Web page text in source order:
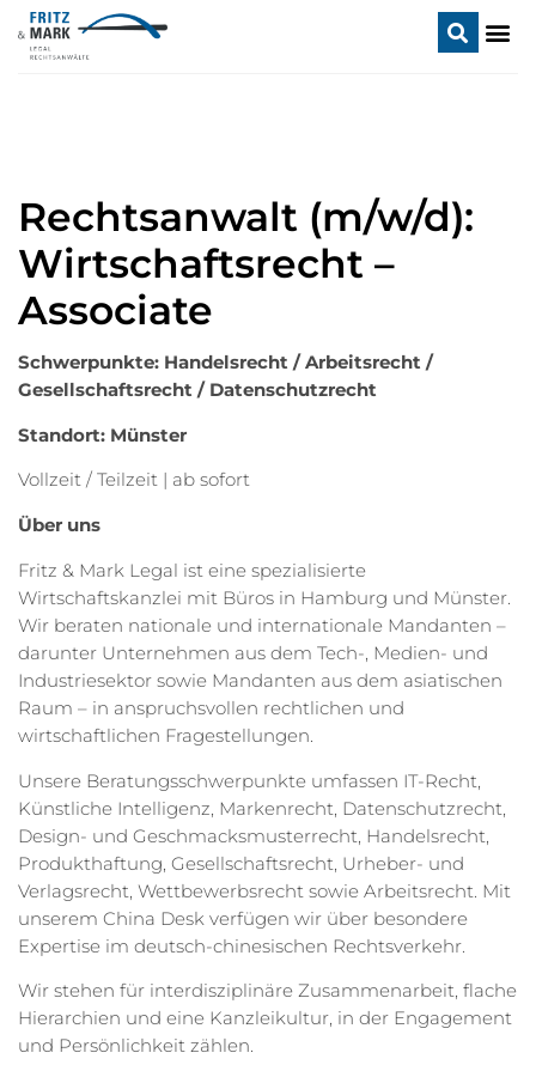
Rechtsanwalt (m/w/d):
Wirtschaftsrecht –
Associate
Schwerpunkte: Handelsrecht / Arbeitsrecht /
Gesellschaftsrecht / Datenschutzrecht
Standort: Münster
Vollzeit / Teilzeit | ab sofort
Über uns
Fritz & Mark Legal ist eine spezialisierte
Wirtschaftskanzlei mit Büros in Hamburg und Münster.
Wir beraten nationale und internationale Mandanten –
darunter Unternehmen aus dem Tech-, Medien- und
Industriesektor sowie Mandanten aus dem asiatischen
Raum – in anspruchsvollen rechtlichen und
wirtschaftlichen Fragestellungen.
Unsere Beratungsschwerpunkte umfassen IT-Recht,
Künstliche Intelligenz, Markenrecht, Datenschutzrecht,
Design- und Geschmacksmusterrecht, Handelsrecht,
Produkthaftung, Gesellschaftsrecht, Urheber- und
Verlagsrecht, Wettbewerbsrecht sowie Arbeitsrecht. Mit
unserem China Desk verfügen wir über besondere
Expertise im deutsch-chinesischen Rechtsverkehr.
Wir stehen für interdisziplinäre Zusammenarbeit, flache
Hierarchien und eine Kanzleikultur, in der Engagement
und Persönlichkeit zählen.